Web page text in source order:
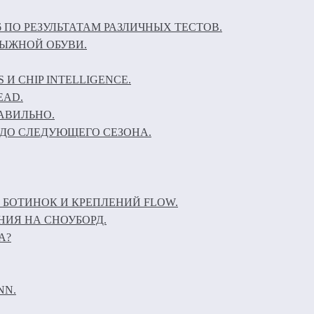
ПО РЕЗУЛЬТАТАМ РАЗЛИЧНЫХ ТЕСТОВ.
ОБУВИ.
CHIP INTELLIGENCE.
СЛЕДУЮЩЕГО СЕЗОНА.
И КРЕПЛЕНИЙ FLOW.
НА СНОУБОРД.